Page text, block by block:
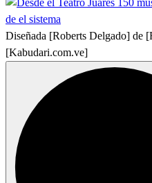
Diseñada [Roberts Delgado] de
[Kabudari.com.ve]